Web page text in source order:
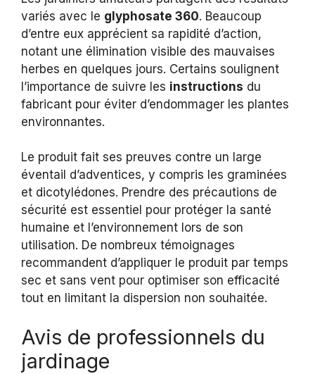
variés avec le glyphosate 360. Beaucoup
d’entre eux apprécient sa rapidité d’action,
notant une élimination visible des mauvaises
herbes en quelques jours. Certains soulignent
l’importance de suivre les instructions du
fabricant pour éviter d’endommager les plantes
environnantes.
Le produit fait ses preuves contre un large
éventail d’adventices, y compris les graminées
et dicotylédones. Prendre des précautions de
sécurité est essentiel pour protéger la santé
humaine et l’environnement lors de son
utilisation. De nombreux témoignages
recommandent d’appliquer le produit par temps
sec et sans vent pour optimiser son efficacité
tout en limitant la dispersion non souhaitée.
Avis de professionnels du
jardinage